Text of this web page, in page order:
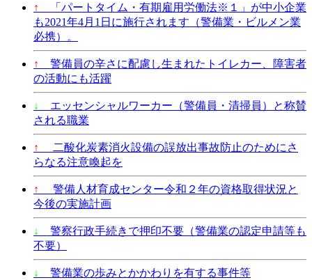
↑
「パートタイム・有期雇用労働法※１」が中小企業
も2021年4月1日に施行されます（警備業・ビルメン業
必携）。
↑
警備員の辛さに配慮し生まれたトイレカー、障害者
の活動にも活躍
↓
エッセンシャルワーカー（警備員・清掃員）と称賛
される職業
↑
二酸化炭素消火設備の誤放出事故防止のためにさ
らなる注意喚起を
↑
警備人材育成センター令和２年の資格取得状況と
今後の実施計画
↓
警察行政手続きで押印不要（警備業の認定申請等も
不要）
↓ 警備業の歩みとかかわりを有する事件等